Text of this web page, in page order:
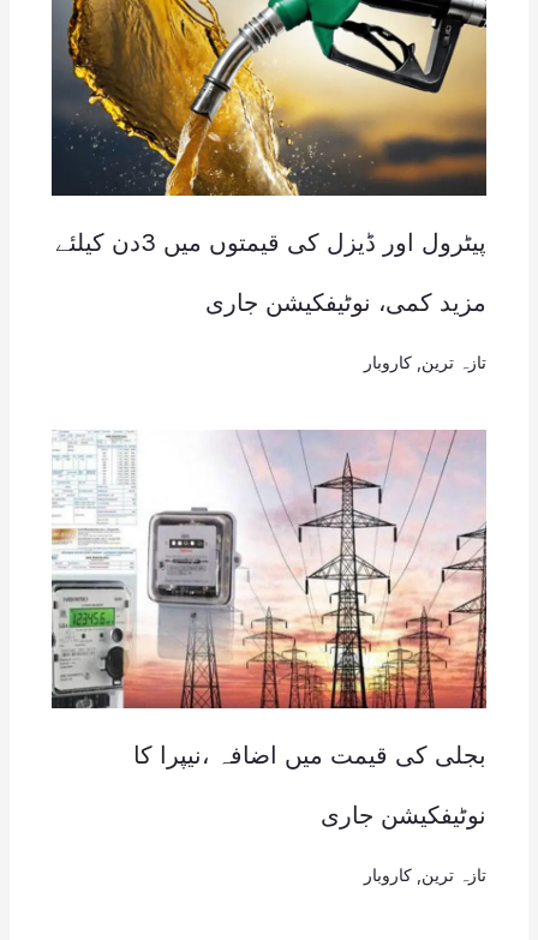
پیٹرول اور ڈیزل کی قیمتوں میں 3دن کیلئے
مزید کمی، نوٹیفکیشن جاری
تازہ ترین کاروبار
بجلی کی قیمت میں اضافہ ،نیپرا کا
نوٹیفکیشن جاری
تازہ ترین کاروبار